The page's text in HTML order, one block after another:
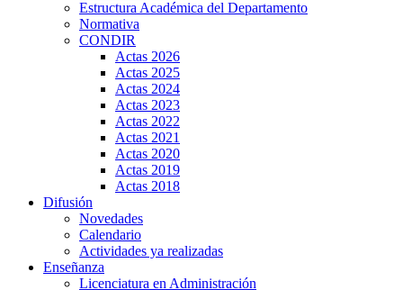
Estructura Académica del Departamento
Normativa
CONDIR
Actas 2026
Actas 2025
Actas 2024
Actas 2023
Actas 2022
Actas 2021
Actas 2020
Actas 2019
Actas 2018
Difusión
Novedades
Calendario
Actividades ya realizadas
Enseñanza
Licenciatura en Administración